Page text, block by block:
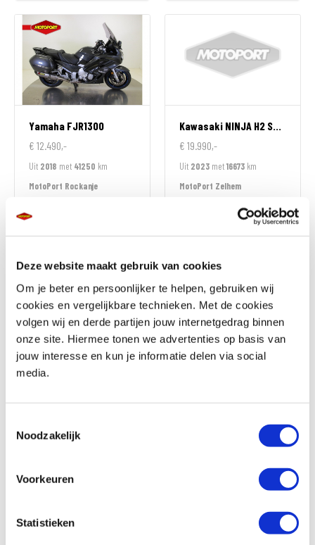
Deze website maakt gebruik van cookies
Om je beter en persoonlijker te helpen, gebruiken wij
cookies en vergelijkbare technieken. Met de cookies
volgen wij en derde partijen jouw internetgedrag binnen
onze site. Hiermee tonen we advertenties op basis van
jouw interesse en kun je informatie delen via social
media.
Noodzakelijk
Voorkeuren
Statistieken
Yamaha FJR1300
€ 12.490,-
Uit 2018 met 41250 km
MotoPort Rockanje
Kawasaki NINJA H2 SX SPECIAL EDITION
€ 19.990,-
Uit 2023 met16673 km
MotoPort Zelhem
BMW
F 900 R
€ 10.490,-
Uit2026
Honda
ADV 350
€ 8.299,-